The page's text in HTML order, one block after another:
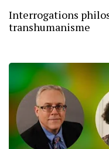
Interrogations
transhumanisme